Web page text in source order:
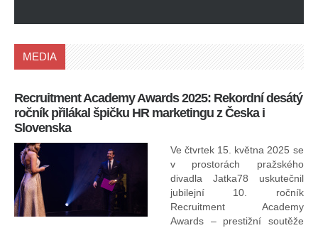
MEDIA
Recruitment Academy Awards 2025: Rekordní desátý
ročník přilákal špičku HR marketingu z Česka i
Slovenska
Ve čtvrtek 15. května 2025 se
v prostorách pražského
divadla Jatka78 uskutečnil
jubilejní 10. ročník
Recruitment Academy
Awards – prestižní soutěže